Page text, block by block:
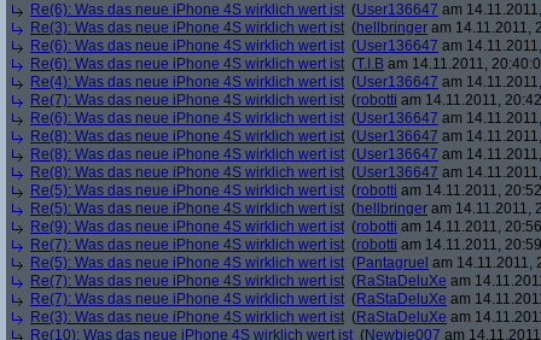
Re(6): Was das neue iPhone 4S wirklich wert ist (User136647 am
Re(3): Was das neue iPhone 4S wirklich wert ist (hellbringer am 14.11.2011,
Re(6): Was das neue iPhone 4S wirklich wert ist (User136647 am
Re(6): Was das neue iPhone 4S wirklich wert ist (T.I.B am 14.11.2011,
Re(4): Was das neue iPhone 4S wirklich wert ist (User136647 am
Re(7): Was das neue iPhone 4S wirklich wert ist (robotti am 14.11.2011,
Re(6): Was das neue iPhone 4S wirklich wert ist (User136647 am
Re(8): Was das neue iPhone 4S wirklich wert ist (User136647 am
Re(8): Was das neue iPhone 4S wirklich wert ist (User136647 am
Re(8): Was das neue iPhone 4S wirklich wert ist (User136647 am
Re(5): Was das neue iPhone 4S wirklich wert ist (robotti am 14.11.2011,
Re(5): Was das neue iPhone 4S wirklich wert ist (hellbringer am 14.11.2011,
Re(9): Was das neue iPhone 4S wirklich wert ist (robotti am 14.11.2011,
Re(7): Was das neue iPhone 4S wirklich wert ist (robotti am 14.11.2011,
Re(5): Was das neue iPhone 4S wirklich wert ist (Pantagruel am 14.11.2011,
Re(7): Was das neue iPhone 4S wirklich wert ist (RaStaDeluXe am
Re(7): Was das neue iPhone 4S wirklich wert ist (RaStaDeluXe am
Re(3): Was das neue iPhone 4S wirklich wert ist (RaStaDeluXe am
Re(10): Was das neue iPhone 4S wirklich wert ist (Newbie007 am